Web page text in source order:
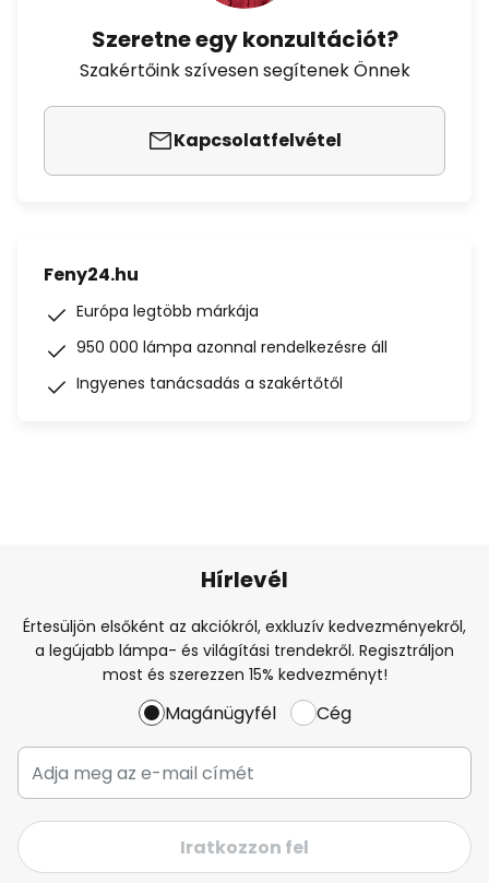
Szeretne egy konzultációt?
Szakértőink szívesen segítenek Önnek
Kapcsolatfelvétel
Feny24.hu
Európa legtöbb márkája
950 000 lámpa azonnal rendelkezésre áll
Ingyenes tanácsadás a szakértőtől
Hírlevél
Értesüljön elsőként az akciókról, exkluzív kedvezményekről,
a legújabb lámpa- és világítási trendekről. Regisztráljon
most és szerezzen 15% kedvezményt!
Magánügyfél Cég
Iratkozzon fel